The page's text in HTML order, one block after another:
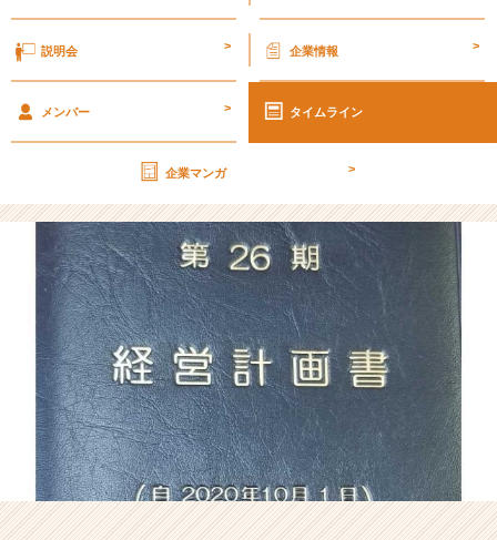
画
o
【株
式
会
社
ク
リ
テ
ッ
ク
工
業
の
タ
イ
ム
説明会 > 企業情報 >
メンバー > タイムライン
企業マンガ >